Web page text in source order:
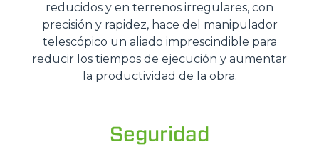
reducidos y en terrenos irregulares, con
precisión y rapidez, hace del manipulador
telescópico un aliado imprescindible para
reducir los tiempos de ejecución y aumentar
la productividad de la obra.
Seguridad